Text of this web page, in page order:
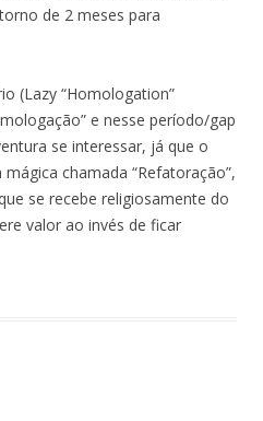
de 2 meses para
(Lazy “Homologation”
e nesse período/gap
se interessar, já que o
chamada “Refatoração”,
se recebe religiosamente do
valor ao invés de ficar